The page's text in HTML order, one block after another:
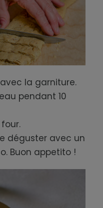
la garniture.
pendant 10
déguster avec un
Buon appetito !